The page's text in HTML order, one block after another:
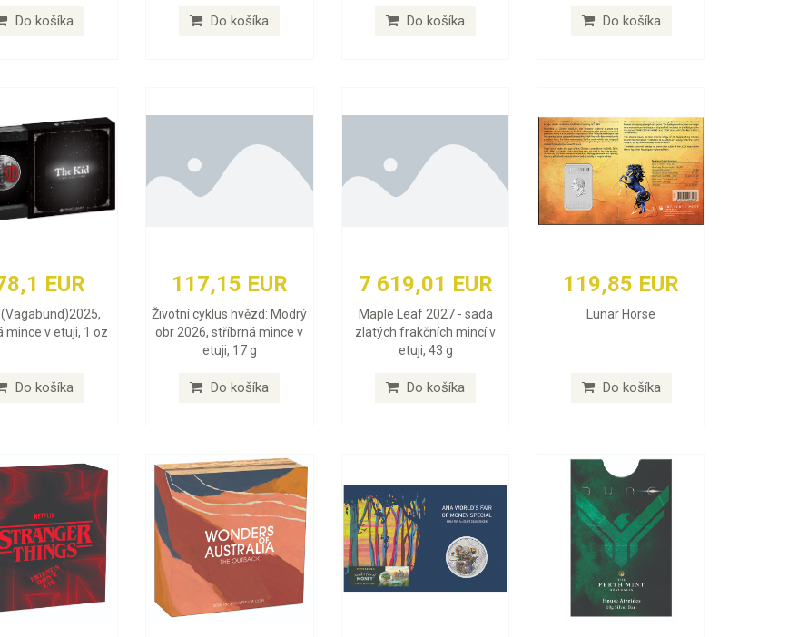
Do košíka Do košíka Do košíka Do košíka
EUR
mince v etuji, 1 oz
Do košíka
117,15 EUR
Životní cyklus hvězd: Modrý
obr 2026, stříbrná mince v
etuji, 17 g
Do košíka
7 619,01 EUR
Maple Leaf 2027 - sada
zlatých frakčních mincí v
etuji, 43 g
Do košíka
119,85 EUR
Lunar Horse
Do košíka